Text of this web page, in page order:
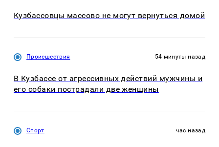
Кузбассовцы массово не могут вернуться домой
Происшествия 54 минуты назад
В Кузбассе от агрессивных действий мужчины и
его собаки пострадали две женщины
Спорт час назад